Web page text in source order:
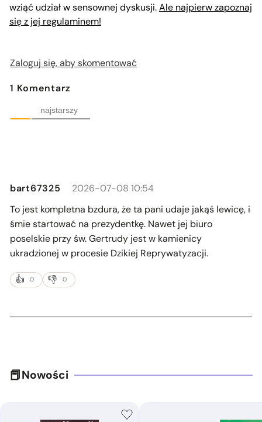
wziąć udział w sensownej dyskusji.Ale najpierw zapoznaj
się z jej regulaminem!
Zaloguj się, aby skomentować
1 Komentarz
najstarszy
bart67325
2026-07-08 10:54
To jest kompletna bzdura, że ta pani udaje jakąś lewicę, i
śmie startować na prezydentkę. Nawet jej biuro
poselskie przy św. Gertrudy jest w kamienicy
ukradzionej w procesie Dzikiej Reprywatyzacji.
0 0
Nowości